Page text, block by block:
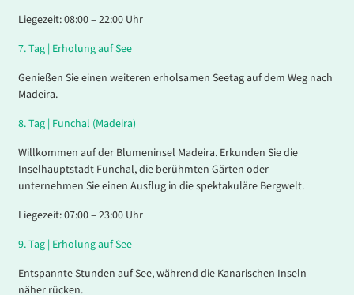
Liegezeit: 08:00 – 22:00 Uhr
7.Tag | Erholung auf See
Genießen Sie einen weiteren erholsamen Seetag auf dem Weg nach
Madeira.
8.Tag | Funchal (Madeira)
Willkommen auf der Blumeninsel Madeira. Erkunden Sie die
Inselhauptstadt Funchal, die berühmten Gärten oder
unternehmen Sie einen Ausflug in die spektakuläre Bergwelt.
Liegezeit: 07:00 – 23:00 Uhr
9.Tag | Erholung auf See
Entspannte Stunden auf See, während die Kanarischen Inseln
näher rücken.